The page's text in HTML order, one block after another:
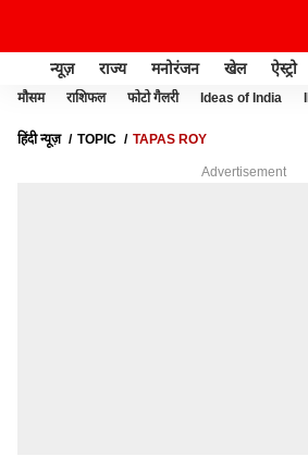
न्यूज़ राज्य मनोरंजन खेल ऐस्ट्रो
मौसम राशिफल फोटो गैलरी Ideas of India
हिंदी न्यूज़ TOPIC TAPAS ROY
Advertisement